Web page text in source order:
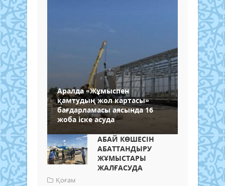
Аралда «Жұмыспен
қамтудың жол картасы»
бағдарламасы аясында 16
жоба іске асуда
АБАЙ КӨШЕСІН
АБАТТАНДЫРУ
ЖҰМЫСТАРЫ
ЖАЛҒАСУДА
Қоғам